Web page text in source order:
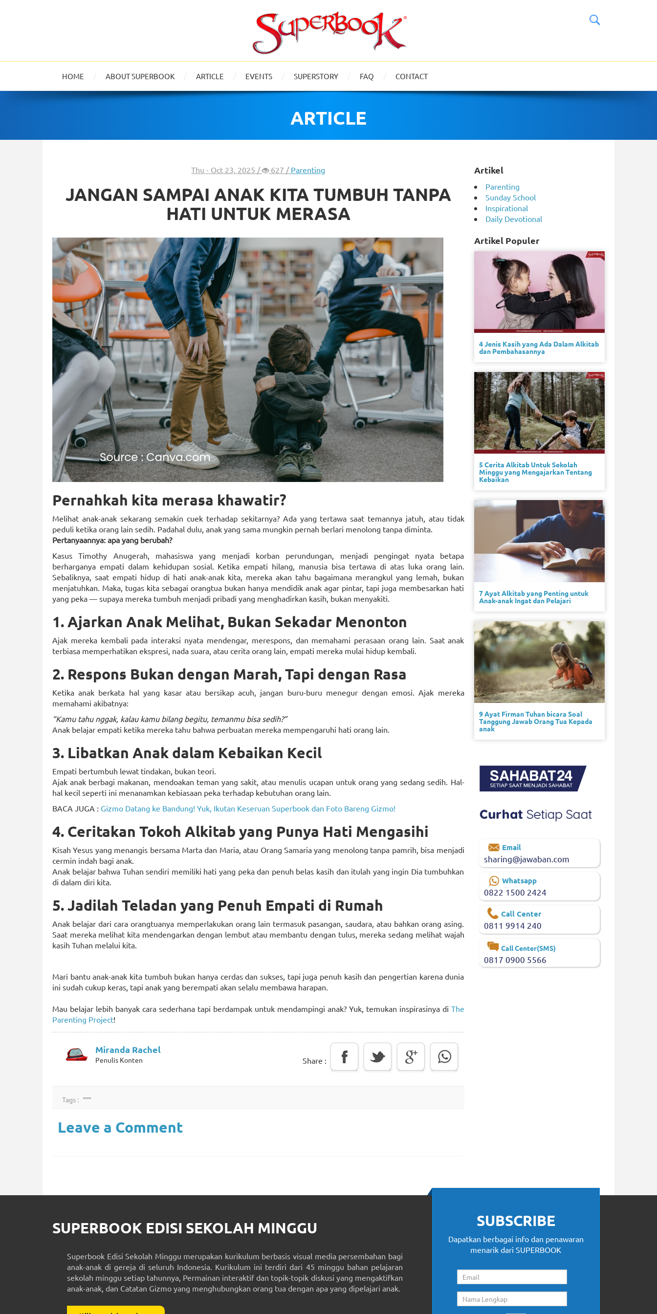
HOME ABOUT SUPERBOOK ARTICLE EVENTS SUPERSTORY FAQ CONTACT
ARTICLE
Thu - Oct 23, 2025 / 627 / Parenting
JANGAN SAMPAI ANAK KITA TUMBUH TANPA
HATI UNTUK MERASA
Pernahkah kita merasa khawatir?
Melihat anak-anak sekarang semakin cuek terhadap sekitarnya? Ada yang tertawa saat temannya jatuh, atau tidak
peduli ketika orang lain sedih. Padahal dulu, anak yang sama mungkin pernah berlari menolong tanpa diminta.
Pertanyaannya: apa yang berubah?
Kasus Timothy Anugerah, mahasiswa yang menjadi korban perundungan, menjadi pengingat nyata betapa
berharganya empati dalam kehidupan sosial. Ketika empati hilang, manusia bisa tertawa di atas luka orang lain.
Sebaliknya, saat empati hidup di hati anak-anak kita, mereka akan tahu bagaimana merangkul yang lemah, bukan
menjatuhkan. Maka, tugas kita sebagai orangtua bukan hanya mendidik anak agar pintar, tapi juga membesarkan hati
yang peka — supaya mereka tumbuh menjadi pribadi yang menghadirkan kasih, bukan menyakiti.
1. Ajarkan Anak Melihat, Bukan Sekadar Menonton
Ajak mereka kembali pada interaksi nyata mendengar, merespons, dan memahami perasaan orang lain. Saat anak
terbiasa memperhatikan ekspresi, nada suara, atau cerita orang lain, empati mereka mulai hidup kembali.
2. Respons Bukan dengan Marah, Tapi dengan Rasa
Ketika anak berkata hal yang kasar atau bersikap acuh, jangan buru-buru menegur dengan emosi. Ajak mereka
memahami akibatnya:
“Kamu tahu nggak, kalau kamu bilang begitu, temanmu bisa sedih?”
Anak belajar empati ketika mereka tahu bahwa perbuatan mereka mempengaruhi hati orang lain.
3. Libatkan Anak dalam Kebaikan Kecil
Empati bertumbuh lewat tindakan, bukan teori.
Ajak anak berbagi makanan, mendoakan teman yang sakit, atau menulis ucapan untuk orang yang sedang sedih. Hal-
hal kecil seperti ini menanamkan kebiasaan peka terhadap kebutuhan orang lain.
BACA JUGA : Gizmo Datang ke Bandung! Yuk, Ikutan Keseruan Superbook dan Foto Bareng Gizmo!
4. Ceritakan Tokoh Alkitab yang Punya Hati Mengasihi
Kisah Yesus yang menangis bersama Marta dan Maria, atau Orang Samaria yang menolong tanpa pamrih, bisa menjadi
cermin indah bagi anak.
Anak belajar bahwa Tuhan sendiri memiliki hati yang peka dan penuh belas kasih dan itulah yang ingin Dia tumbuhkan
di dalam diri kita.
5. Jadilah Teladan yang Penuh Empati di Rumah
Anak belajar dari cara orangtuanya memperlakukan orang lain termasuk pasangan, saudara, atau bahkan orang asing.
Saat mereka melihat kita mendengarkan dengan lembut atau membantu dengan tulus, mereka sedang melihat wajah
kasih Tuhan melalui kita.
Mari bantu anak-anak kita tumbuh bukan hanya cerdas dan sukses, tapi juga penuh kasih dan pengertian karena dunia
ini sudah cukup keras, tapi anak yang berempati akan selalu membawa harapan.
Mau belajar lebih banyak cara sederhana tapi berdampak untuk mendampingi anak? Yuk, temukan inspirasinya di The
Parenting Project!
Miranda Rachel
Penulis Konten Share :
Tags :
Leave a Comment
Artikel
Parenting
Sunday School
Inspirational
Daily Devotional
Artikel Populer
4 Jenis Kasih yang Ada Dalam Alkitab
dan Pembahasannya
5 Cerita Alkitab Untuk Sekolah
Minggu yang Mengajarkan Tentang
Kebaikan
7 Ayat Alkitab yang Penting untuk
Anak-anak Ingat dan Pelajari
9 Ayat Firman Tuhan bicara Soal
Tanggung Jawab Orang Tua Kepada
anak
Email
sharing@jawaban.com
Whatsapp
0822 1500 2424
Call Center
0811 9914 240
Call Center(SMS)
0817 0900 5566
SUPERBOOK EDISI SEKOLAH MINGGU
Superbook Edisi Sekolah Minggu merupakan kurikulum berbasis visual media persembahan bagi
anak-anak di gereja di seluruh Indonesia. Kurikulum ini terdiri dari 45 minggu bahan pelajaran
sekolah minggu setiap tahunnya, Permainan interaktif dan topik-topik diskusi yang mengaktifkan
anak-anak, dan Catatan Gizmo yang menghubungkan orang tua dengan apa yang dipelajari anak.
SUBSCRIBE
Dapatkan berbagai info dan penawaran
menarik dari SUPERBOOK